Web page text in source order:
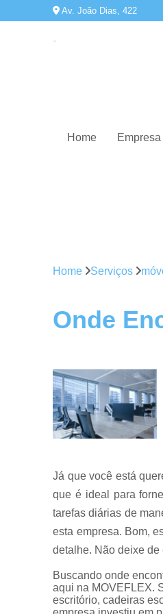
Av. João Dias, 422
Home Empresa
Home Serviços
Onde
Já que você está
que é ideal para
tarefas diárias de
esta empresa. Bom,
detalhe. Não deixe de
Buscando onde
aqui na MOVEFLEX.
escritório, cadeiras